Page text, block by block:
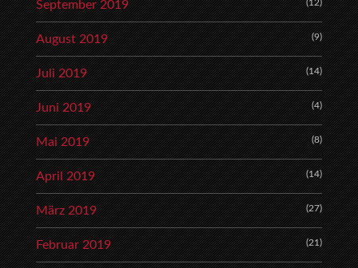
September 2019 (12)
August 2019 (9)
Juli 2019 (14)
Juni 2019 (4)
Mai 2019 (8)
April 2019 (14)
März 2019 (27)
Februar 2019 (21)